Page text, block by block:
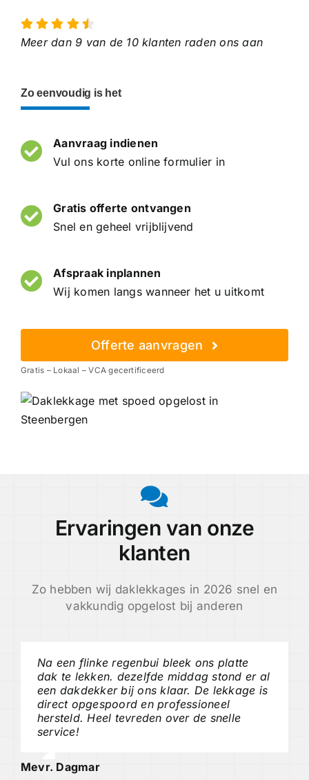
Meer dan 9 van de 10 klanten raden ons aan
Zo eenvoudig is het
Aanvraag indienen
Vul ons korte online formulier in
Gratis offerte ontvangen
Snel en geheel vrijblijvend
Afspraak inplannen
Wij komen langs wanneer het u uitkomt
Offerte aanvragen
Gratis – Lokaal – VCA gecertificeerd
Ervaringen van onze
klanten
Zo hebben wij daklekkages in 2026 snel en
vakkundig opgelost bij anderen
Na een flinke regenbui bleek ons platte
dak te lekken. dezelfde middag stond er al
een dakdekker bij ons klaar. De lekkage is
direct opgespoord en professioneel
hersteld. Heel tevreden over de snelle
service!
Mevr. Dagmar